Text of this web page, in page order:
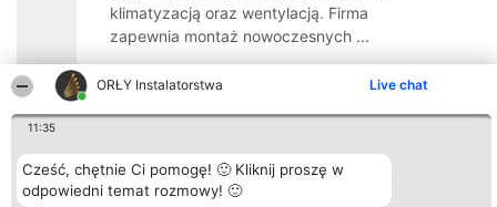
ORŁY Instalatorstwa Live chat
11:35
Cześć, chętnie Ci pomogę! 🙂 Kliknij proszę w
odpowiedni temat rozmowy! 🙂
klimatyzacją oraz wentylacją. Firma
zapewnia montaż nowoczesnych ...
9.1
Organizator plebiscytu
Bright Side Solutions sp. z o.
o. sp. k.
Plebiscyt
Laureaci
Lista
Kontakt
Kontakt